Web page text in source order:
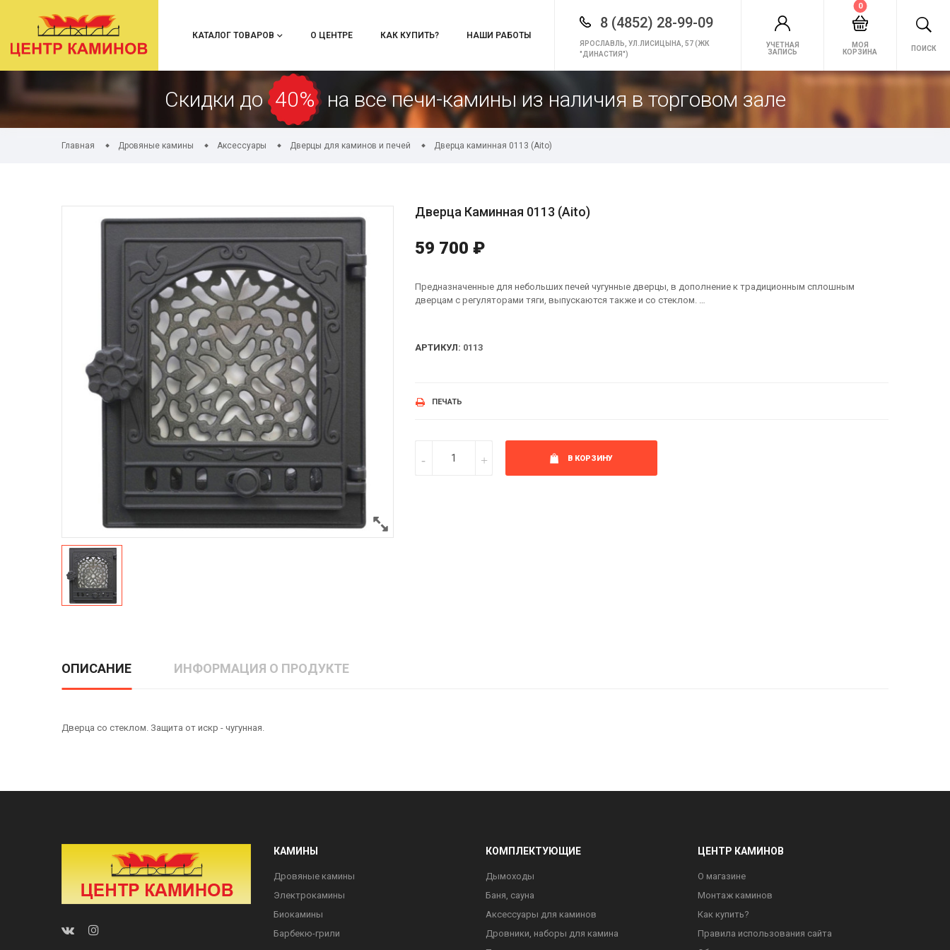
КАТАЛОГ ТОВАРОВ О ЦЕНТРЕ КАК КУПИТЬ? НАШИ РАБОТЫ
8 (4852) 28-99-09
ЯРОСЛАВЛЬ, УЛ.ЛИСИЦЫНА, 57 (ЖК
"ДИНАСТИЯ")
УЧЕТНАЯ
ЗАПИСЬ
МОЯ
КОРЗИНА
0
ПОИСК
Скидки до 40% на все печи-камины из наличия в торговом зале
Главная Дровяные камины Аксессуары Дверцы для каминов и печей Дверца каминная 0113 (Aito)
Дверца Каминная 0113 (Aito)
59 700 ₽
Предназначенные для небольших печей чугунные дверцы, в дополнение к традиционным сплошным
дверцам с регуляторами тяги, выпускаются также и со стеклом. …
АРТИКУЛ: 0113
ПЕЧАТЬ
В КОРЗИНУ
ОПИСАНИЕ ИНФОРМАЦИЯ О ПРОДУКТЕ
Дверца со стеклом. Защита от искр - чугунная.
КАМИНЫ
Дровяные камины
Электрокамины
Биокамины
Барбекю-грили
КОМПЛЕКТУЮЩИЕ
Дымоходы
Баня, сауна
Аксессуары для каминов
Дровники, наборы для камина
ЦЕНТР КАМИНОВ
О магазине
Монтаж каминов
Как купить?
Правила использования сайта